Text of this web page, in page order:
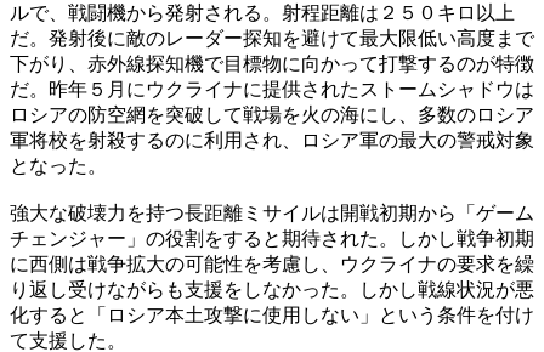
ルで、戦闘機から発射される。射程距離は２５０キロ以上
だ。発射後に敵のレーダー探知を避けて最大限低い高度まで
下がり、赤外線探知機で目標物に向かって打撃するのが特徴
だ。昨年５月にウクライナに提供されたストームシャドウは
ロシアの防空網を突破して戦場を火の海にし、多数のロシア
軍将校を射殺するのに利用され、ロシア軍の最大の警戒対象
となった。
強大な破壊力を持つ長距離ミサイルは開戦初期から「ゲーム
チェンジャー」の役割をすると期待された。しかし戦争初期
に西側は戦争拡大の可能性を考慮し、ウクライナの要求を繰
り返し受けながらも支援をしなかった。しかし戦線状況が悪
化すると「ロシア本土攻撃に使用しない」という条件を付け
て支援した。